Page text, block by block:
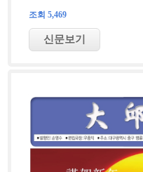
조회 5,469